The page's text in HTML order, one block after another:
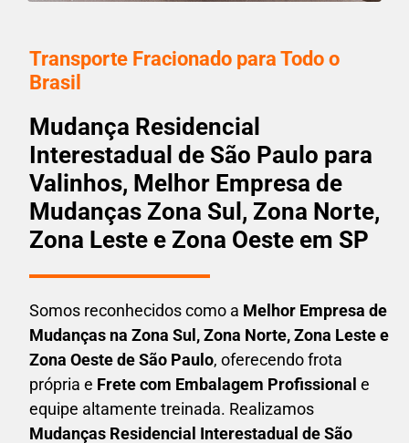
Transporte Fracionado para Todo o
Brasil
Mudança Residencial
Interestadual de São Paulo para
Valinhos, Melhor Empresa de
Mudanças Zona Sul, Zona Norte,
Zona Leste e Zona Oeste em SP
Somos reconhecidos como a Melhor Empresa de
Mudanças na Zona Sul, Zona Norte, Zona Leste e
Zona Oeste de São Paulo, oferecendo frota
própria e Frete com Embalagem Profissional e
equipe altamente treinada. Realizamos
Mudanças Residencial Interestadual de São